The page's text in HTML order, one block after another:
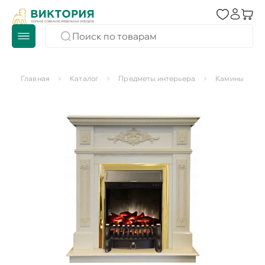
Главная Каталог Предметы интерьера Камины